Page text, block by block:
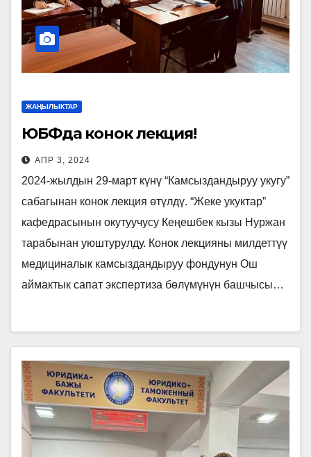
ЖАҢЫЛЫКТАР
ЮБФда конок лекция!
АПР 3, 2024
2024-жылдын 29-март күнү “Камсыздандыруу укугу”
сабагынан конок лекция өтүлдү. “Жеке укуктар”
кафедрасынын окутуучусу Кеңешбек кызы Нуржан
тарабынан уюштурулду. Конок лекцияны милдеттүү
медициналык камсыздандыруу фондунун Ош
аймактык сапат экспертиза бөлүмүнүн башчысы…